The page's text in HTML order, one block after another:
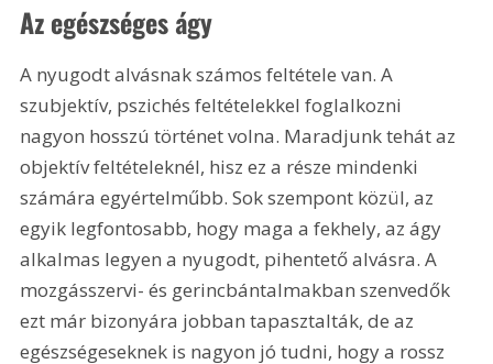
Az egészséges ágy
A nyugodt alvásnak számos feltétele van. A
szubjektív, pszichés feltételekkel foglalkozni
nagyon hosszú történet volna. Maradjunk tehát az
objektív feltételeknél, hisz ez a része mindenki
számára egyértelműbb. Sok szempont közül, az
egyik legfontosabb, hogy maga a fekhely, az ágy
alkalmas legyen a nyugodt, pihentető alvásra. A
mozgásszervi- és gerincbántalmakban szenvedők
ezt már bizonyára jobban tapasztalták, de az
egészségeseknek is nagyon jó tudni, hogy a rossz